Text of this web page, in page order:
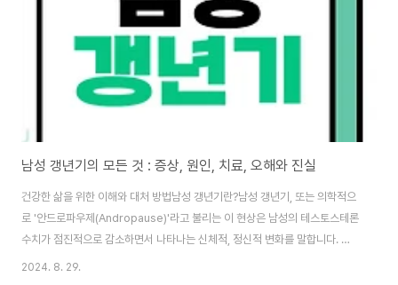
남성 갱년기의 모든 것 : 증상, 원인, 치료, 오해와 진실
건강한 삶을 위한 이해와 대처 방법남성 갱년기란?남성 갱년기, 또는 의학적으
로 '안드로파우제(Andropause)'라고 불리는 이 현상은 남성의 테스토스테론
수치가 점진적으로 감소하면서 나타나는 신체적, 정신적 변화를 말합니다. 일
반적으로 40대 후반부터 시작되어 60대까지 지속될 수 있습니다.메이요 클리
2024. 8. 29.